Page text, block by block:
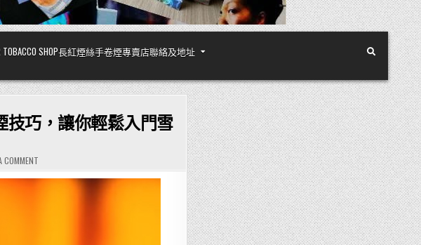
TOBACCO SHOP長紅煙絲手卷煙專賣店聯絡及地址
技巧，讓你輕鬆入門雪
COMMENTON
香
港